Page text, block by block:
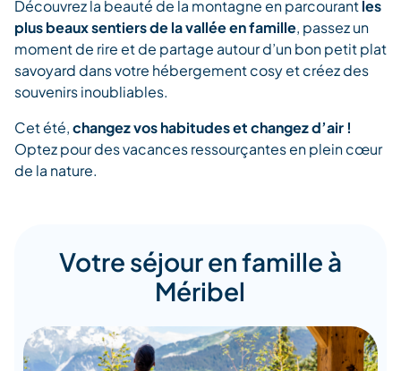
Découvrez la beauté de la montagne en parcourantles
plus beaux sentiers de la vallée en famille, passez un
moment de rire et de partage autour d’un bon petit plat
savoyard dans votre hébergement cosy et créez des
souvenirs inoubliables.
Cet été,changez vos habitudes et changez d’air !
Optez pour des vacances ressourçantes en plein cœur
de la nature.
Votre séjour en famille à
Méribel